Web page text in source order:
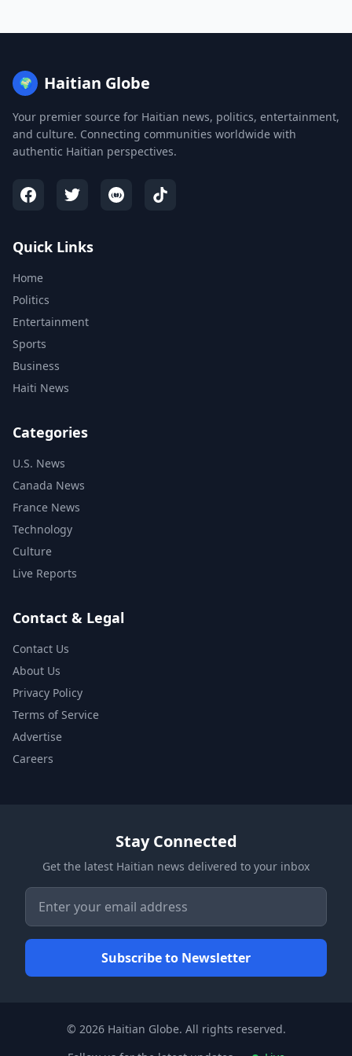
🌍 Haitian Globe
Your premier source for Haitian news, politics, entertainment,
and culture. Connecting communities worldwide with
authentic Haitian perspectives.
Quick Links
Home
Politics
Entertainment
Sports
Business
Haiti News
Categories
U.S. News
Canada News
France News
Technology
Culture
Live Reports
Contact & Legal
Contact Us
About Us
Privacy Policy
Terms of Service
Advertise
Careers
Stay Connected
Get the latest Haitian news delivered to your inbox
© 2026 Haitian Globe. All rights reserved.